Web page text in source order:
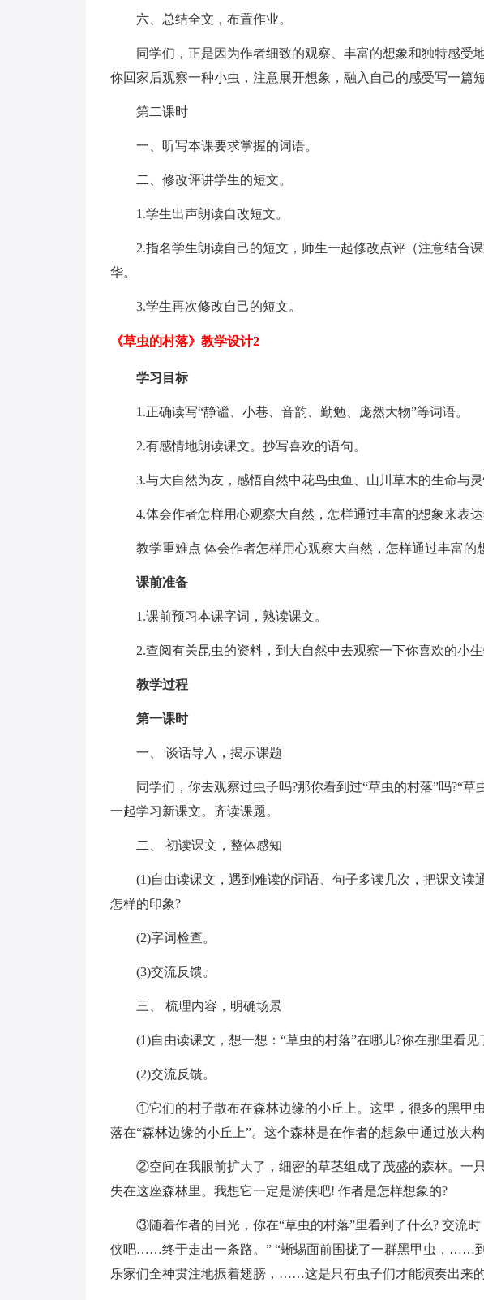
六、总结全文，布置作业。
同学们，正是因为作者细致的观察、丰富的想象和独特感受
你回家后观察一种小虫，注意展开想象，融入自己的感受写一篇短
第二课时
一、听写本课要求掌握的词语。
二、修改评讲学生的短文。
1.学生出声朗读自改短文。
2.指名学生朗读自己的短文，师生一起修改点评（注意结合
华。
3.学生再次修改自己的短文。
《草虫的村落》教学设计2
学习目标
1.正确读写“静谧、小巷、音韵、勤勉、庞然大物”等词语。
2.有感情地朗读课文。抄写喜欢的语句。
3.与大自然为友，感悟自然中花鸟虫鱼、山川草木的生命与灵
4.体会作者怎样用心观察大自然，怎样通过丰富的想象来表达
教学重难点 体会作者怎样用心观察大自然，怎样通过丰富的
课前准备
1.课前预习本课字词，熟读课文。
2.查阅有关昆虫的资料，到大自然中去观察一下你喜欢的小
教学过程
第一课时
一、 谈话导入，揭示课题
同学们，你去观察过虫子吗?那你看到过“草虫的村落”吗?“
一起学习新课文。齐读课题。
二、 初读课文，整体感知
(1)自由读课文，遇到难读的词语、句子多读几次，把课文读
怎样的印象?
(2)字词检查。
(3)交流反馈。
三、 梳理内容，明确场景
(1)自由读课文，想一想：“草虫的村落”在哪儿?你在那里看见
(2)交流反馈。
①它们的村子散布在森林边缘的小丘上。这里，很多的黑甲
落在“森林边缘的小丘上”。这个森林是在作者的想象中通过放大构
②空间在我眼前扩大了，细密的草茎组成了茂盛的森林。一
失在这座森林里。我想它一定是游侠吧! 作者是怎样想象的?
③随着作者的目光，你在“草虫的村落”里看到了什么? 交流
侠吧……终于走出一条路。” “蜥蜴面前围拢了一群黑甲虫，……
乐家们全神贯注地振着翅膀，……这是只有虫子们才能演奏出来